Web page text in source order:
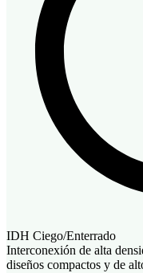
IDH Ciego/Enterrado
Interconexión de alta
diseños compactos y de